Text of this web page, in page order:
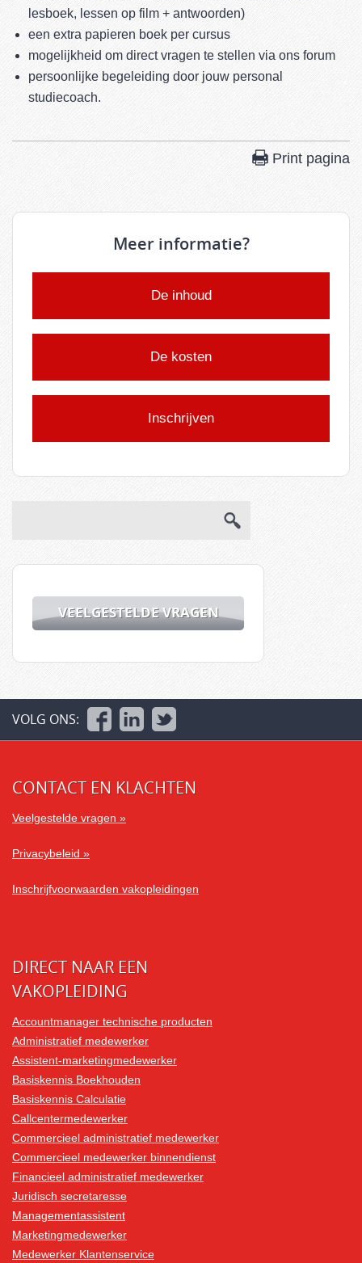
lesboek, lessen op film + antwoorden)
een extra papieren boek per cursus
mogelijkheid om direct vragen te stellen via ons forum
persoonlijke begeleiding door jouw personal
studiecoach.
Print pagina
Meer informatie?
De inhoud
De kosten
Inschrijven
VEELGESTELDE VRAGEN
VOLG ONS:
CONTACT EN KLACHTEN
Veelgestelde vragen »
Privacybeleid »
Inschrijfvoorwaarden vakopleidingen
DIRECT NAAR EEN
VAKOPLEIDING
Accountmanager technische producten
Administratief medewerker
Assistent-marketingmedewerker
Basiskennis Boekhouden
Basiskennis Calculatie
Callcentermedewerker
Commercieel administratief medewerker
Commercieel medewerker binnendienst
Financieel administratief medewerker
Juridisch secretaresse
Managementassistent
Marketingmedewerker
Medewerker Klantenservice